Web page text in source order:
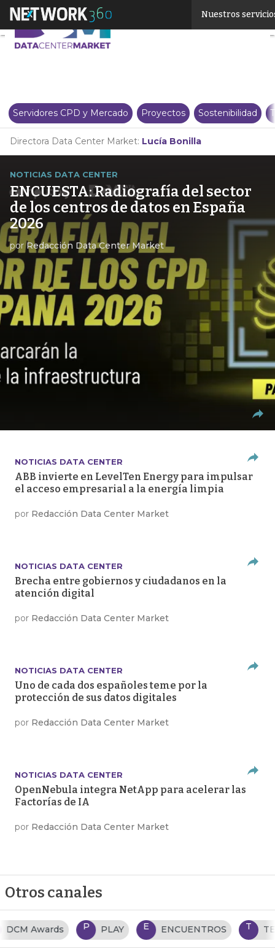
Nuestros
Servidores CPD y Mercado Proyectos Sostenibilidad
Directora Data Center Market: Lucía Bonilla
NOTICIAS DATA CENTER
ENCUESTA: Radiografía del sector
de los centros de datos en España
2026
porRedacción Data Center Market
NOTICIAS DATA CENTER
ABB invierte en LevelTen Energy para impulsar
el acceso empresarial a la energía limpia
por Redacción Data Center Market
NOTICIAS DATA CENTER
Brecha entre gobiernos y ciudadanos en la
atención digital
por Redacción Data Center Market
NOTICIAS DATA CENTER
Uno de cada dos españoles teme por la
protección de sus datos digitales
por Redacción Data Center Market
NOTICIAS DATA CENTER
OpenNebula integra NetApp para acelerar las
Factorías de IA
por Redacción Data Center Market
Otros canales
P PLAY E ENCUENTROS T TENDENCIAS TI